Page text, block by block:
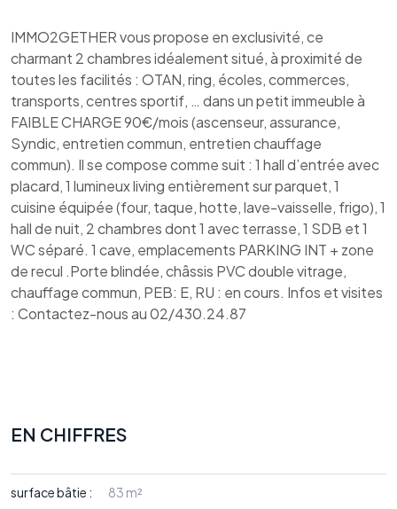
IMMO2GETHER vous propose en exclusivité, ce
charmant 2 chambres idéalement situé, à proximité de
toutes les facilités : OTAN, ring, écoles, commerces,
transports, centres sportif, … dans un petit immeuble à
FAIBLE CHARGE 90€/mois (ascenseur, assurance,
Syndic, entretien commun, entretien chauffage
commun). Il se compose comme suit : 1 hall d’entrée avec
placard, 1 lumineux living entièrement sur parquet, 1
cuisine équipée (four, taque, hotte, lave-vaisselle, frigo), 1
hall de nuit, 2 chambres dont 1 avec terrasse, 1 SDB et 1
WC séparé. 1 cave, emplacements PARKING INT + zone
de recul .Porte blindée, châssis PVC double vitrage,
chauffage commun, PEB: E, RU : en cours. Infos et visites
: Contactez-nous au 02/430.24.87
EN CHIFFRES
surface bâtie : 83 m²